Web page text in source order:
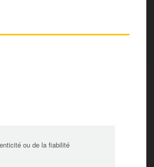
ou de la fiabilité